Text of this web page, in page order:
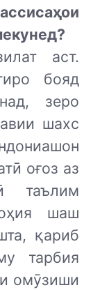
аст.
бояд
зеро
шахс
оғоз аз
таълим
шаш
қариб
тарбия
омӯзиши